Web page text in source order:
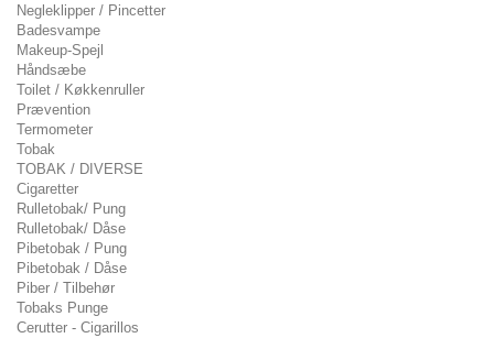
Negleklipper / Pincetter
Badesvampe
Makeup-Spejl
Håndsæbe
Toilet / Køkkenruller
Prævention
Termometer
Tobak
TOBAK / DIVERSE
Cigaretter
Rulletobak/ Pung
Rulletobak/ Dåse
Pibetobak / Pung
Pibetobak / Dåse
Piber / Tilbehør
Tobaks Punge
Cerutter - Cigarillos